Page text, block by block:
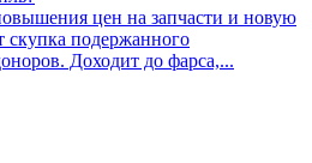
цен на запчасти и новую
скупка подержанного
Доходит до фарса,...